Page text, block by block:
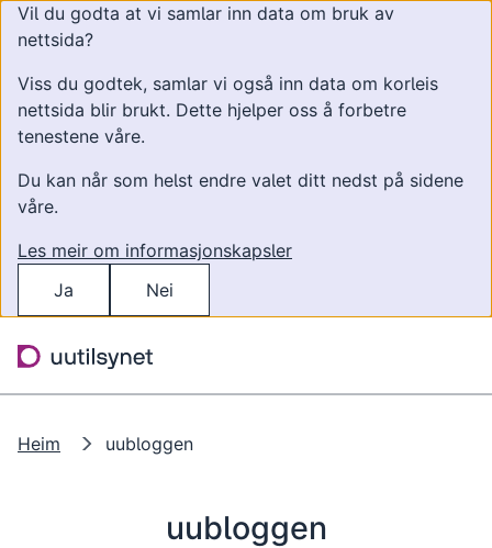
Vil du godta at vi samlar inn data om bruk av
nettsida?
Viss du godtek, samlar vi også inn data om korleis
nettsida blir brukt. Dette hjelper oss å forbetre
tenestene våre.
Du kan når som helst endre valet ditt nedst på sidene
våre.
Les meir om informasjonskapsler
Ja
Nei
Heim uubloggen
uubloggen